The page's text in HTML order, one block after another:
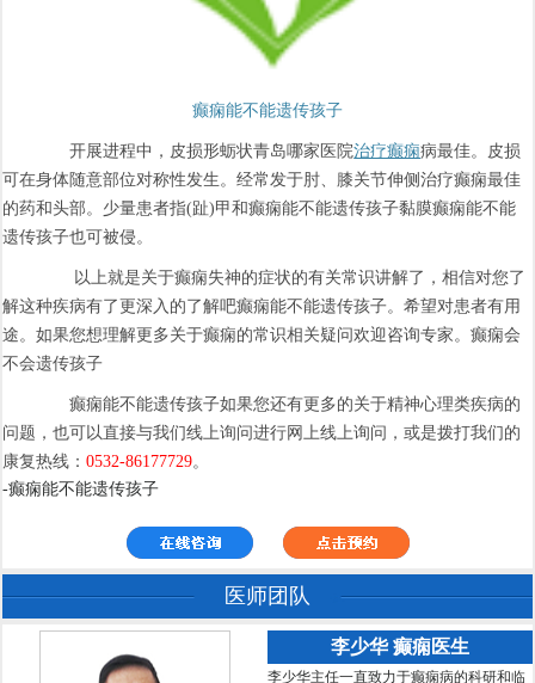
癫痫能不能遗传孩子
开展进程中，皮损形蛎状青岛哪家医院治疗癫痫病最佳。皮损
可在身体随意部位对称性发生。经常发于肘、膝关节伸侧治疗癫痫最佳
的药和头部。少量患者指(趾)甲和癫痫能不能遗传孩子黏膜癫痫能不能
遗传孩子也可被侵。
以上就是关于癫痫失神的症状的有关常识讲解了，相信对您了
解这种疾病有了更深入的了解吧癫痫能不能遗传孩子。希望对患者有用
途。如果您想理解更多关于癫痫的常识相关疑问欢迎咨询专家。癫痫会
不会遗传孩子
癫痫能不能遗传孩子如果您还有更多的关于精神心理类疾病的
问题，也可以直接与我们线上询问进行网上线上询问，或是拨打我们的
康复热线：0532-86177729。
-癫痫能不能遗传孩子
医师团队
李少华 癫痫医生
李少华主任一直致力于癫痫病的科研和临